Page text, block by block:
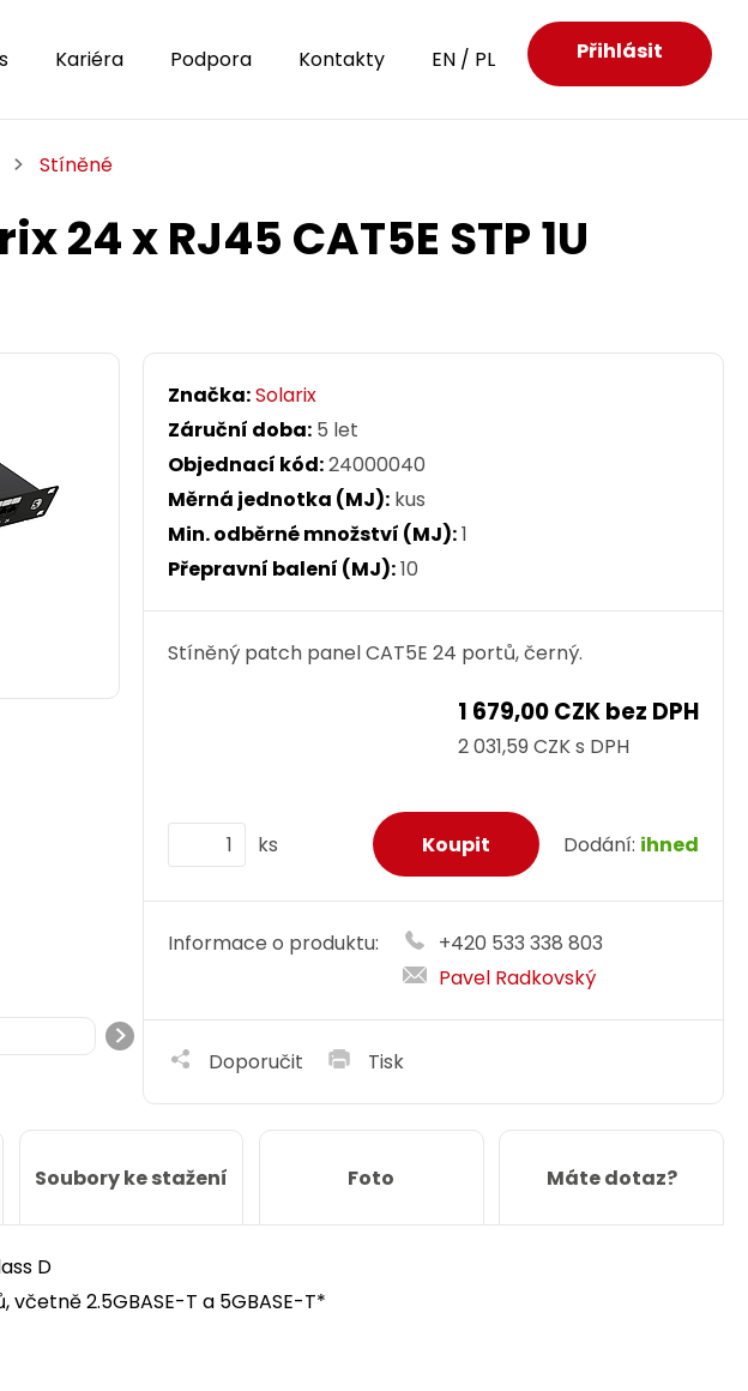
Kariéra Podpora Kontakty EN / PL Přihlásit
Stíněné
24 x RJ45 CAT5E STP 1U
Značka:Solarix
Záruční doba: 5 let
Objednací kód:24000040
Měrná jednotka (MJ): kus
Min. odběrné množství (MJ):1
Přepravní balení (MJ):10
Stíněný patch panel CAT5E 24 portů, černý.
1 679,00 CZK bez DPH
2 031,59 CZK s DPH
ks Dodání: ihned
Informace o produktu:
+420 533 338 803
Pavel Radkovský
Doporučit Tisk
Soubory ke stažení Foto Máte dotaz?
D
2.5GBASE-T a 5GBASE-T*